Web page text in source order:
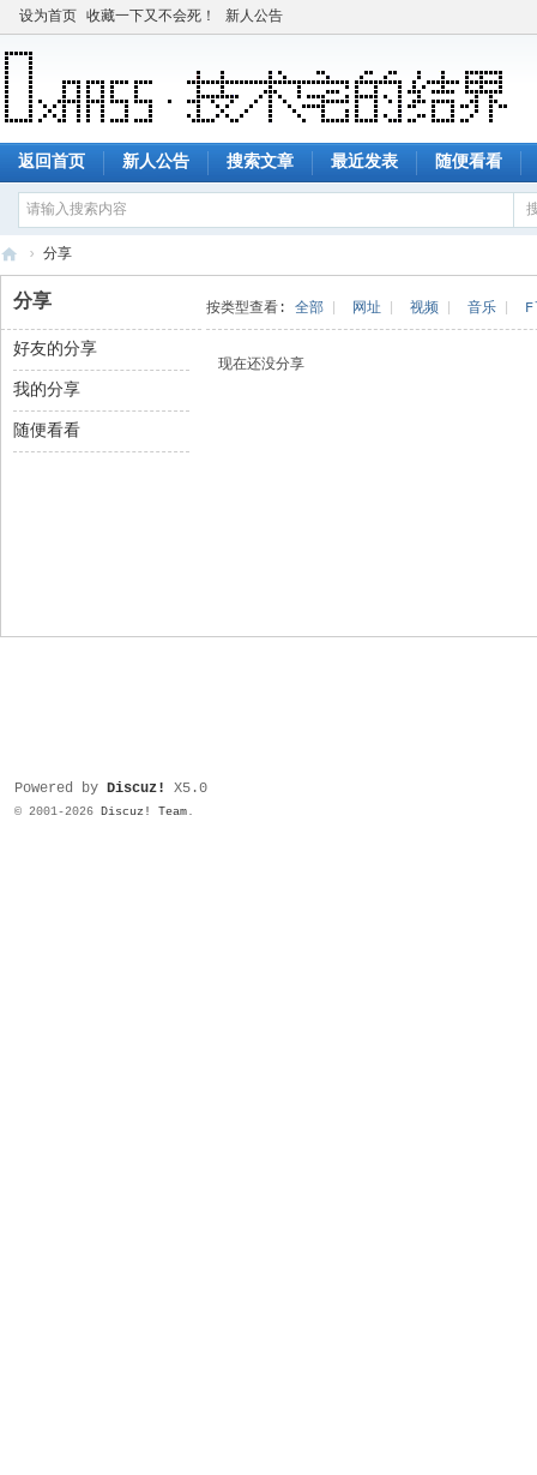
设为首页 收藏一下又不会死！ 新人公告
返回首页 新人公告 搜索文章 最近发表 随便看看
技
宅
的
结
› 分享
分享
好友的分享
我的分享
随便看看
按类型查看:全部 网址 视频 音乐
现在还没分享
Powered by Discuz! X5.0
© 2001-2026 Discuz! Team.